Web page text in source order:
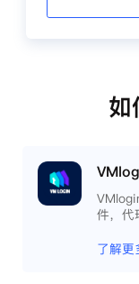
如
件，代
了解更